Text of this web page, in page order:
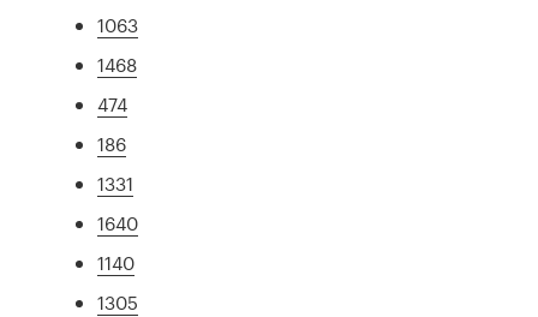
1063
1468
474
186
1331
1640
1140
1305